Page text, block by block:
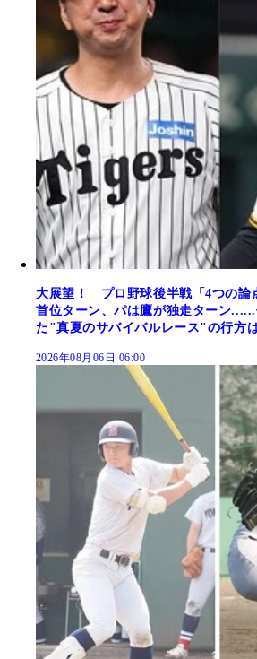
大展望！ プロ野球後半戦「4つの論
首位ターン、パは鷹が独走ターン
た"真夏のサバイバルレース"の行方
2026年08月06日 06:00